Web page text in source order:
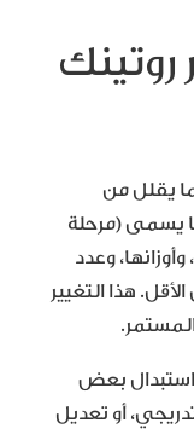
روتينك
يقلل من
يسمى (مرحلة
وعدد
6 أسابيع على الأقل. هذا التغيير
استبدال بعض
أو تعديل